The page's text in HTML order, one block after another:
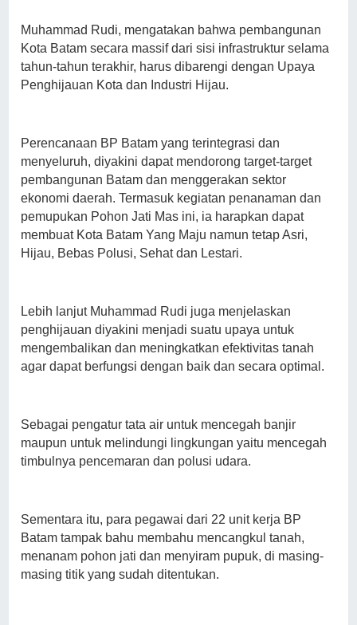
Muhammad Rudi, mengatakan bahwa pembangunan
Kota Batam secara massif dari sisi infrastruktur selama
tahun-tahun terakhir, harus dibarengi dengan Upaya
Penghijauan Kota dan Industri Hijau.
Perencanaan BP Batam yang terintegrasi dan
menyeluruh, diyakini dapat mendorong target-target
pembangunan Batam dan menggerakan sektor
ekonomi daerah. Termasuk kegiatan penanaman dan
pemupukan Pohon Jati Mas ini, ia harapkan dapat
membuat Kota Batam Yang Maju namun tetap Asri,
Hijau, Bebas Polusi, Sehat dan Lestari.
Lebih lanjut Muhammad Rudi juga menjelaskan
penghijauan diyakini menjadi suatu upaya untuk
mengembalikan dan meningkatkan efektivitas tanah
agar dapat berfungsi dengan baik dan secara optimal.
Sebagai pengatur tata air untuk mencegah banjir
maupun untuk melindungi lingkungan yaitu mencegah
timbulnya pencemaran dan polusi udara.
Sementara itu, para pegawai dari 22 unit kerja BP
Batam tampak bahu membahu mencangkul tanah,
menanam pohon jati dan menyiram pupuk, di masing-
masing titik yang sudah ditentukan.